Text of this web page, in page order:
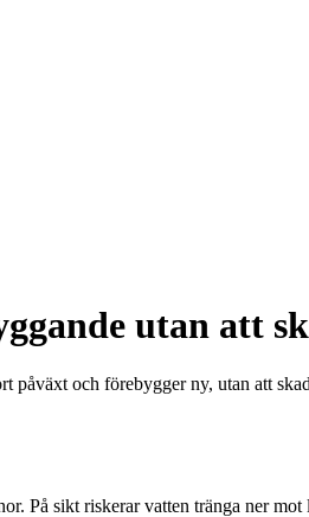
utan att
och förebygger ny, utan att
På sikt riskerar vatten tränga ner mot